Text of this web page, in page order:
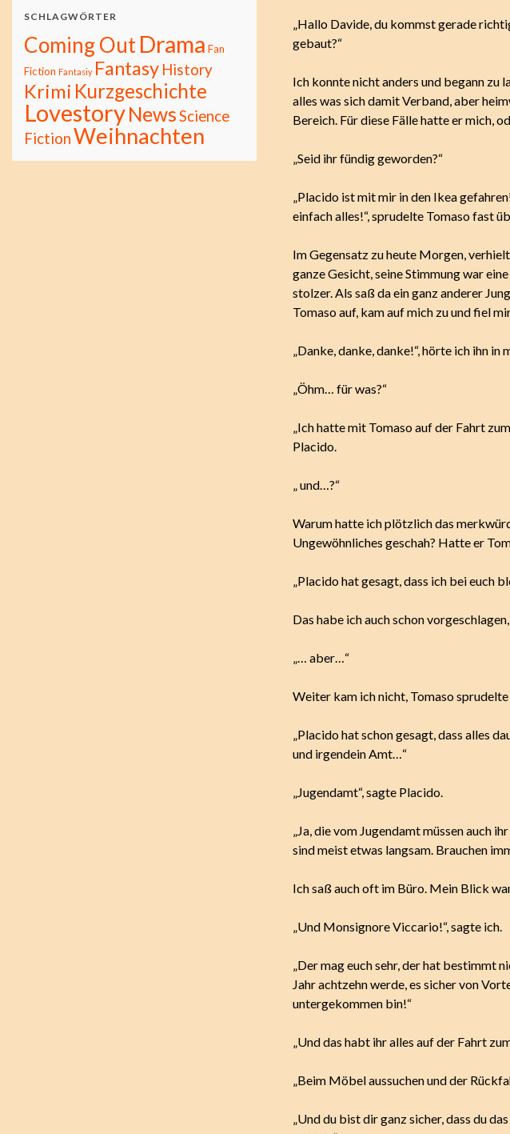
„Hallo Davide, du kommst gerade
gebaut?“
Ich konnte nicht anders und begann zu
alles was sich damit Verband, aber
Bereich. Für diese Fälle hatte er mich,
„Seid ihr fündig geworden?“
„Placido ist mit mir in den Ikea
einfach alles!“, sprudelte Tomaso fast
Im Gegensatz zu heute Morgen,
ganze Gesicht, seine Stimmung war
stolzer. Als saß da ein ganz anderer
Tomaso auf, kam auf mich zu und fiel
„Danke, danke, danke!“, hörte ich ihn in
„Öhm… für was?“
„Ich hatte mit Tomaso auf der Fahrt
Placido.
„ und…?“
Warum hatte ich plötzlich das
Ungewöhnliches geschah? Hatte er
„Placido hat gesagt, dass ich bei euch
Das habe ich auch schon
„… aber…“
Weiter kam ich nicht, Tomaso
„Placido hat schon gesagt, dass alles
und irgendein Amt…“
„Jugendamt“, sagte Placido.
„Ja, die vom Jugendamt müssen auch
sind meist etwas langsam. Brauchen
Ich saß auch oft im Büro. Mein Blick
„Und Monsignore Viccario!“, sagte ich.
„Der mag euch sehr, der hat bestimmt
Jahr achtzehn werde, es sicher von
untergekommen bin!“
„Und das habt ihr alles auf der Fahrt
„Beim Möbel aussuchen und der
„Und du bist dir ganz sicher, dass du
SCHLAGWÖRTER
Coming OutDrama Fan
Fiction Fantasiy Fantasy History
Krimi Kurzgeschichte
LovestoryNewsScience
FictionWeihnachten